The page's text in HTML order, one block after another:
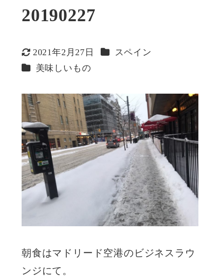
20190227
更新日
2021年2月27日 カテゴリー
スペイン
カテゴリー
美味しいもの
朝食はマドリード空港のビジネスラウ
ンジにて。